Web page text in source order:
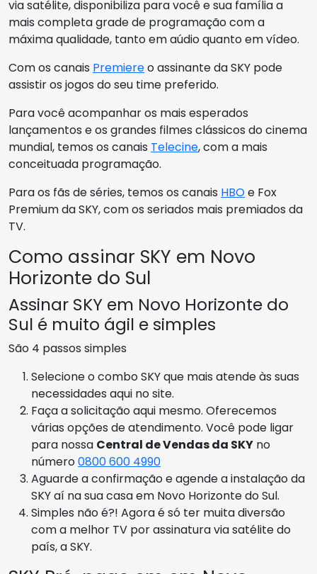
via satélite, disponibiliza para você e sua família a
mais completa grade de programação com a
máxima qualidade, tanto em aúdio quanto em vídeo.
Com os canais Premiereo assinante da SKY pode
assistir os jogos do seu time preferido.
Para você acompanhar os mais esperados
lançamentos e os grandes filmes clássicos do cinema
mundial, temos os canais Telecine, com a mais
conceituada programação.
Para os fãs de séries, temos os canais HBOe Fox
Premium da SKY, com os seriados mais premiados da
TV.
Como assinar SKY em Novo
Horizonte do Sul
Assinar SKY em Novo Horizonte do
Sul é muito ágil e simples
São 4 passos simples
Selecione o combo SKY que mais atende às suas
necessidades aqui no site.
Faça a solicitação aqui mesmo. Oferecemos
várias opções de atendimento. Você pode ligar
para nossa Central de Vendas da SKY no
número0800 600 4990
Aguarde a confirmação e agende a instalação da
SKY aí na sua casa em Novo Horizonte do Sul.
Simples não é?! Agora é só ter muita diversão
com a melhor TV por assinatura via satélite do
país, a SKY.